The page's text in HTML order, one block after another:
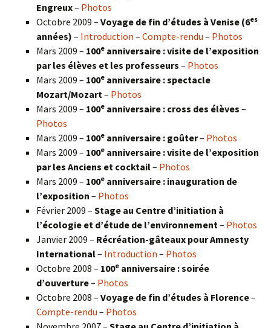
Engreux– Photos
Octobre 2009 – Voyage de fin d’études à Venise (6es
années) – Introduction – Compte-rendu – Photos
Mars 2009 – 100e anniversaire : visite de l’exposition
par les élèves et les professeurs – Photos
Mars 2009 – 100e anniversaire : spectacle
Mozart/Mozart – Photos
Mars 2009 – 100e anniversaire : cross des élèves –
Photos
Mars 2009 – 100e anniversaire : goûter– Photos
Mars 2009 – 100e anniversaire : visite de l’exposition
par les Anciens et cocktail– Photos
Mars 2009 – 100e anniversaire : inauguration de
l’exposition – Photos
Février 2009 – Stage au Centre d’initiation à
l’écologie et d’étude de l’environnement – Photos
Janvier 2009 – Récréation-gâteaux pour Amnesty
International– Introduction – Photos
Octobre 2008 – 100e anniversaire : soirée
d’ouverture– Photos
Octobre 2008 – Voyage de fin d’études à Florence–
Compte-rendu – Photos